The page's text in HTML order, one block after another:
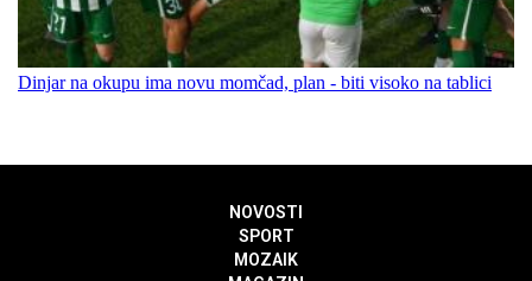
Dinjar na okupu ima novu momčad, plan - biti visoko na tablici
NOVOSTI
SPORT
MOZAIK